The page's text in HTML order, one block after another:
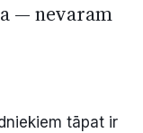
— nevaram
tāpat ir